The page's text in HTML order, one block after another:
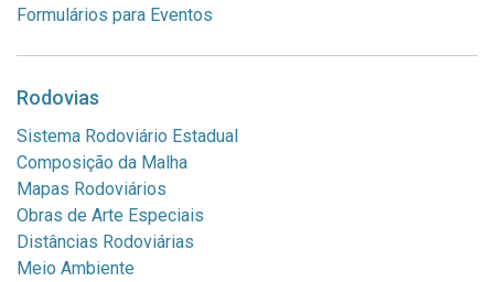
Formulários para Eventos
Rodovias
Sistema Rodoviário Estadual
Composição da Malha
Mapas Rodoviários
Obras de Arte Especiais
Distâncias Rodoviárias
Meio Ambiente